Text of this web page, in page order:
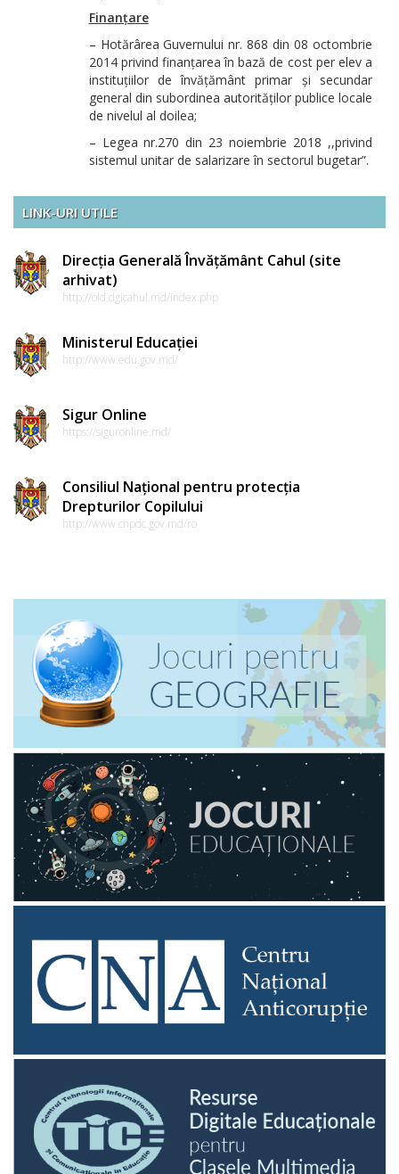
Finanțare
– Hotărârea Guvernului nr. 868 din 08 octombrie
2014 privind finanțarea în bază de cost per elev a
instituțiilor de învățământ primar și secundar
general din subordinea autorităților publice locale
de nivelul al doilea;
– Legea nr.270 din 23 noiembrie 2018 ,,privind
sistemul unitar de salarizare în sectorul bugetar”.
LINK-URI UTILE
Direcția Generală Învățământ Cahul (site
arhivat)
http://old.dgicahul.md/index.php
Ministerul Educației
http://www.edu.gov.md/
Sigur Online
https://siguronline.md/
Consiliul Național pentru protecția
Drepturilor Copilului
http://www.cnpdc.gov.md/ro